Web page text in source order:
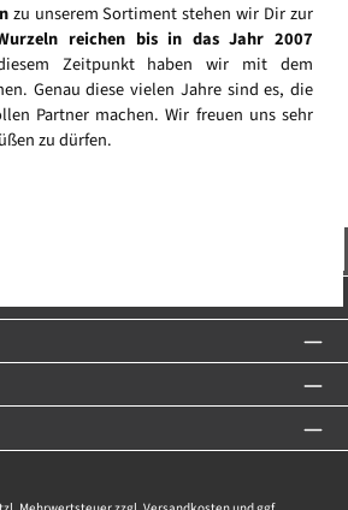
zu unserem Sortiment stehen wir Dir zur
reichen bis in das Jahr 2007
Zeitpunkt haben wir mit dem
Genau diese vielen Jahre sind es, die
Partner machen. Wir freuen uns sehr
zu dürfen.